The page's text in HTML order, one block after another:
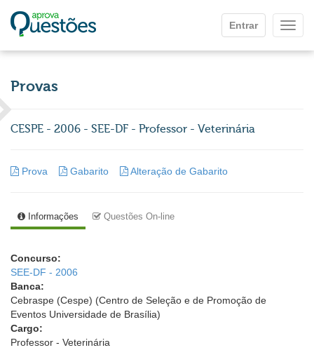
Entrar
Provas
CESPE - 2006 - SEE-DF - Professor - Veterinária
Prova Gabarito Alteração de Gabarito
Informações Questões On-line
Concurso:
SEE-DF - 2006
Banca:
Cebraspe (Cespe) (Centro de Seleção e de Promoção de
Eventos Universidade de Brasília)
Cargo:
Professor - Veterinária